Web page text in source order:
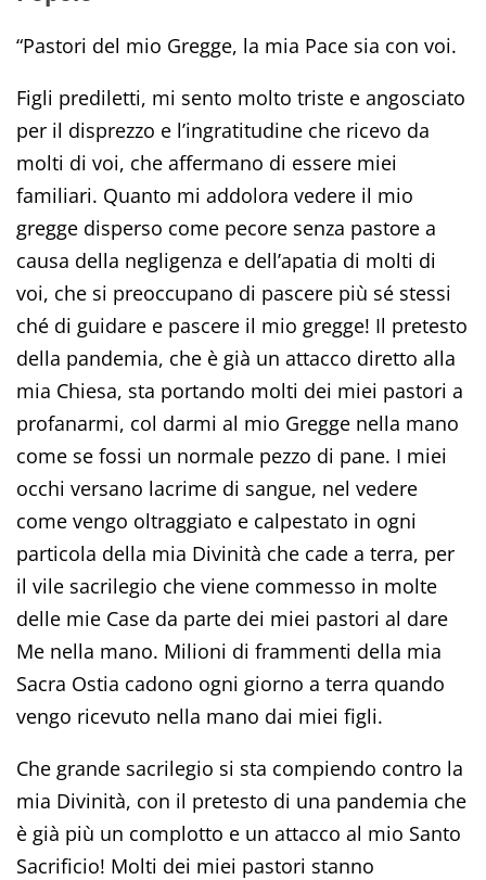
“Pastori del mio Gregge, la mia Pace sia con voi.
Figli prediletti, mi sento molto triste e angosciato
per il disprezzo e l’ingratitudine che ricevo da
molti di voi, che affermano di essere miei
familiari. Quanto mi addolora vedere il mio
gregge disperso come pecore senza pastore a
causa della negligenza e dell’apatia di molti di
voi, che si preoccupano di pascere più sé stessi
ché di guidare e pascere il mio gregge! Il pretesto
della pandemia, che è già un attacco diretto alla
mia Chiesa, sta portando molti dei miei pastori a
profanarmi, col darmi al mio Gregge nella mano
come se fossi un normale pezzo di pane. I miei
occhi versano lacrime di sangue, nel vedere
come vengo oltraggiato e calpestato in ogni
particola della mia Divinità che cade a terra, per
il vile sacrilegio che viene commesso in molte
delle mie Case da parte dei miei pastori al dare
Me nella mano. Milioni di frammenti della mia
Sacra Ostia cadono ogni giorno a terra quando
vengo ricevuto nella mano dai miei figli.
Che grande sacrilegio si sta compiendo contro la
mia Divinità, con il pretesto di una pandemia che
è già più un complotto e un attacco al mio Santo
Sacrificio! Molti dei miei pastori stanno